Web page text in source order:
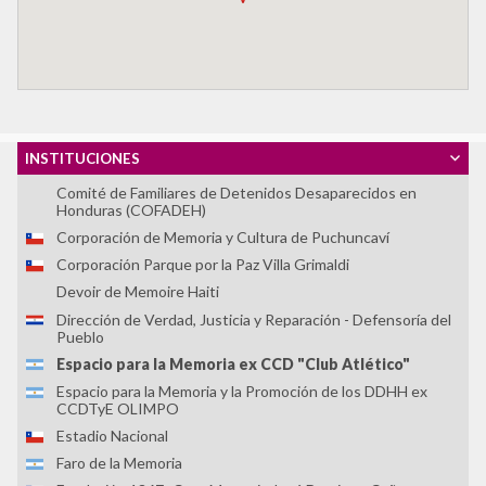
INSTITUCIONES
Comisión Vesubio y Puente 12
Comité de Derechos Humanos Nido Veinte
Comité de Familiares de Detenidos Desaparecidos en
Honduras (COFADEH)
Corporación de Memoria y Cultura de Puchuncaví
Corporación Parque por la Paz Villa Grimaldi
Devoir de Memoire Haiti
Dirección de Verdad, Justicia y Reparación - Defensoría del
Pueblo
Espacio para la Memoria ex CCD "Club Atlético"
Espacio para la Memoria y la Promoción de los DDHH ex
CCDTyE OLIMPO
Estadio Nacional
Faro de la Memoria